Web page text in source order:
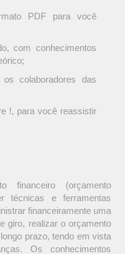
PDF para você
com conhecimentos
colaboradores das
!, para você reassistir
financeiro (orçamento
técnicas e ferramentas
financeiramente uma
giro, realizar o orçamento
prazo, tendo em vista
Os conhecimentos